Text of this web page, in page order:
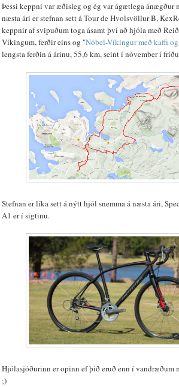
Þessi keppni var æðisleg og ég var ágætlega ánægður
næsta ári er stefnan sett á Tour de Hvolsvöllur B,
keppnir af svipuðum toga ásamt því að hjóla með
Víkingum, ferðir eins og "Nóbel-Víkingur með kaffi
lengsta ferðin á árinu, 55,6 km, seint í nóvember í
Stefnan er líka sett á nýtt hjól snemma á næsta ári,
A1 er í sigtinu.
Hjólasjóðurinn er opinn ef þið eruð enn í vandræðum
;)